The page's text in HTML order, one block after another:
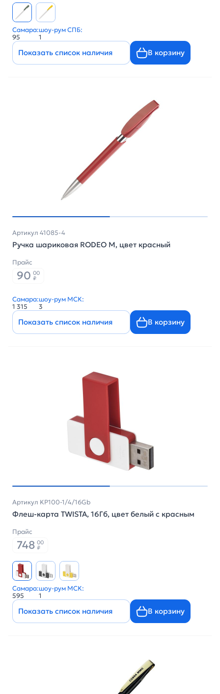
Самара:
95
шоу-рум СПБ:
1
Показать список наличия В корзину
Артикул 41085-4
Ручка шариковая RODEO M, цвет красный
Прайс
90 00
₽
Самара:
1 315
шоу-рум МСК:
3
Показать список наличия В корзину
Артикул KP100-1/4/16Gb
Флеш-карта TWISTA, 16Гб, цвет белый с красным
Прайс
748 00
₽
Самара:
595
шоу-рум МСК:
1
Показать список наличия В корзину